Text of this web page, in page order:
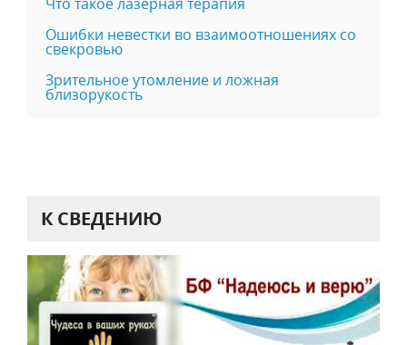
Ошибки невестки во взаимоотношениях со
свекровью
Зрительное утомление и ложная
близорукость
К СВЕДЕНИЮ